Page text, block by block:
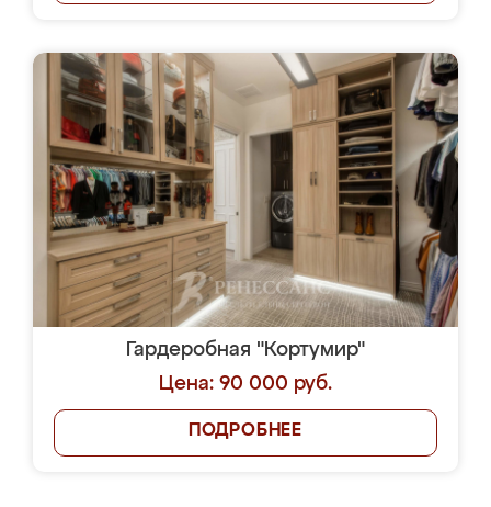
Гардеробная "Кортумир"
Цена: 90 000 руб.
ПОДРОБНЕЕ